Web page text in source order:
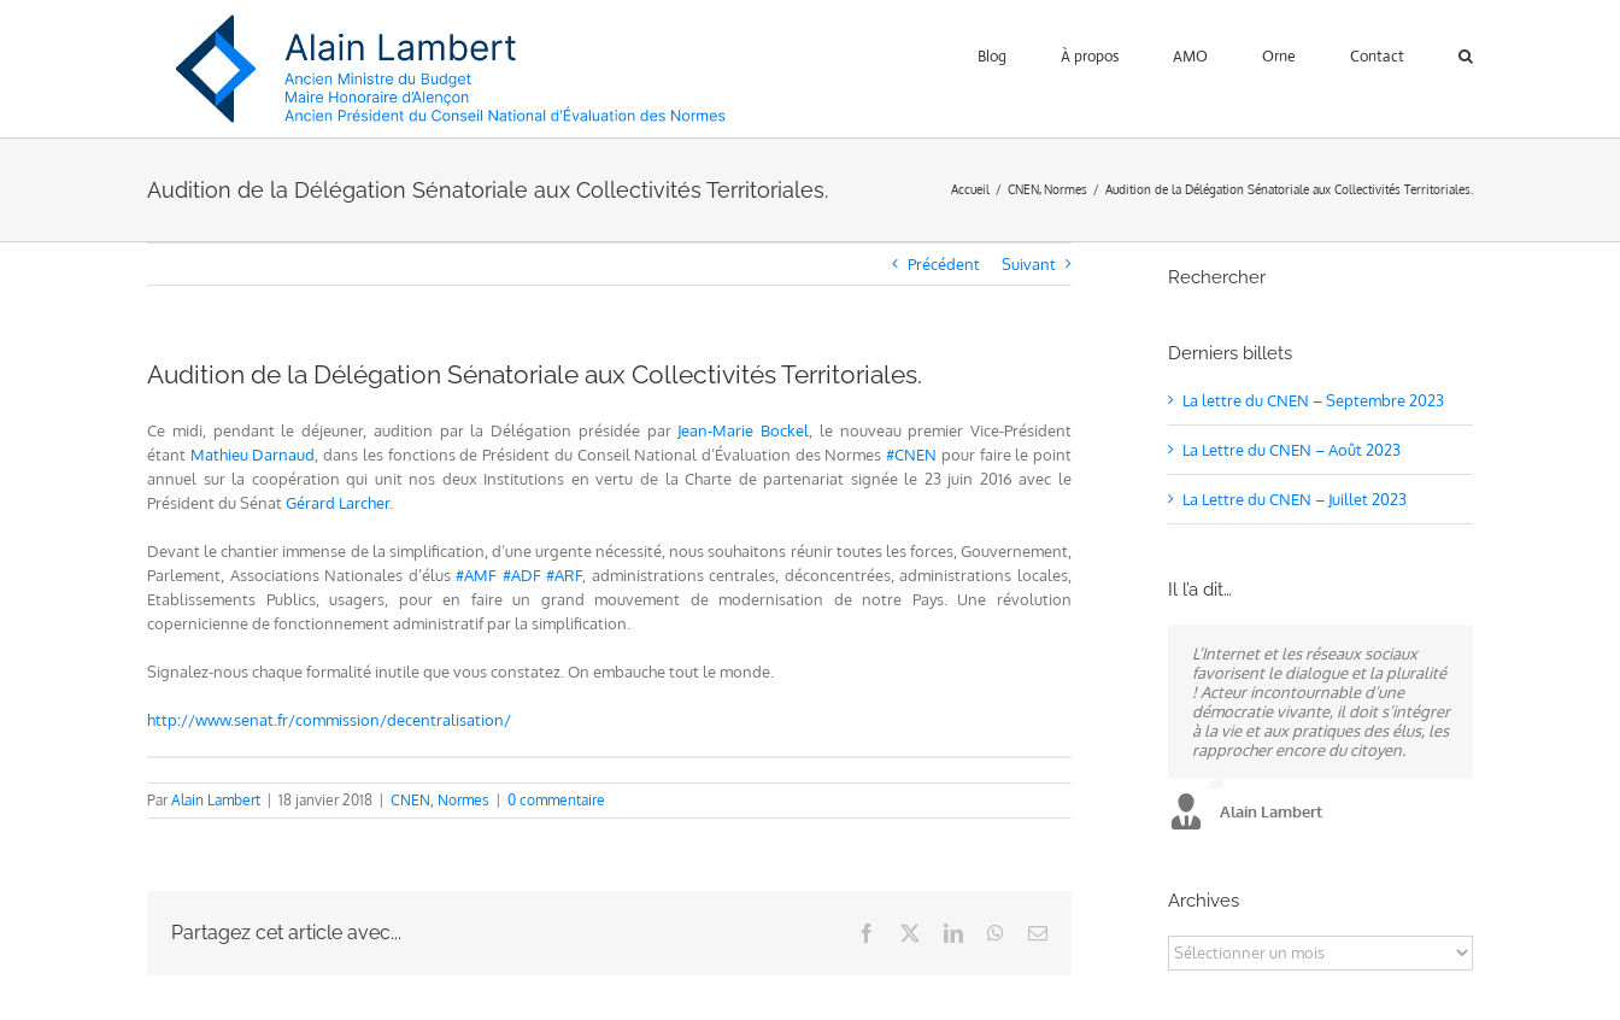
Blog À propos AMO Orne Contact
Audition de la Délégation Sénatoriale aux Collectivités Territoriales. Accueil CNEN Normes Audition de la Délégation Sénatoriale aux Collectivités Territoriales.
Précédent Suivant
Audition de la Délégation Sénatoriale aux Collectivités Territoriales.
Ce midi, pendant le déjeuner, audition par la Délégation présidée par Jean-Marie Bockel , le nouveau premier Vice-Président
étant Mathieu Darnaud , dans les fonctions de Président du Conseil National d’Évaluation des Normes#CNEN pour faire le point
annuel sur la coopération qui unit nos deux Institutions en vertu de la Charte de partenariat signée le 23 juin 2016 avec le
Président du SénatGérard Larcher.
Devant le chantier immense de la simplification, d’une urgente nécessité, nous souhaitons réunir toutes les forces, Gouvernement,
Parlement, Associations Nationales d’élus#AMF #ADF #ARF, administrations centrales, déconcentrées, administrations locales,
Etablissements Publics, usagers, pour en faire un grand mouvement de modernisation de notre Pays. Une révolution
copernicienne de fonctionnement administratif par la simplification.
Signalez-nous chaque formalité inutile que vous constatez. On embauche tout le monde.
http://www.senat.fr/commission/decentralisation/
ParAlain Lambert 18 janvier 2018 CNEN, Normes 0 commentaire
Partagez cet article avec... Facebook LinkedInWhatsApp
Email
Rechercher
Derniers billets
La lettre du CNEN – Septembre 2023
La Lettre du CNEN – Août 2023
La Lettre du CNEN – Juillet 2023
Il l’a dit…
L’Internet et les réseaux sociaux
favorisent le dialogue et la pluralité
! Acteur incontournable d’une
démocratie vivante, il doit s’intégrer
à la vie et aux pratiques des élus, les
rapprocher encore du citoyen.
Alain Lambert
Ne pas subir, mais construire son
destin, telle est la philosophie qui
n’a cessé de mobiliser la ville
d’Alençon, son agglomération et
ses élus.
A mes yeux, la politique est
synonyme de service : un sénateur
doit être au service des élus et des
communes comme un maire sait si
bien l’être au service des habitants.
Archives
Archives